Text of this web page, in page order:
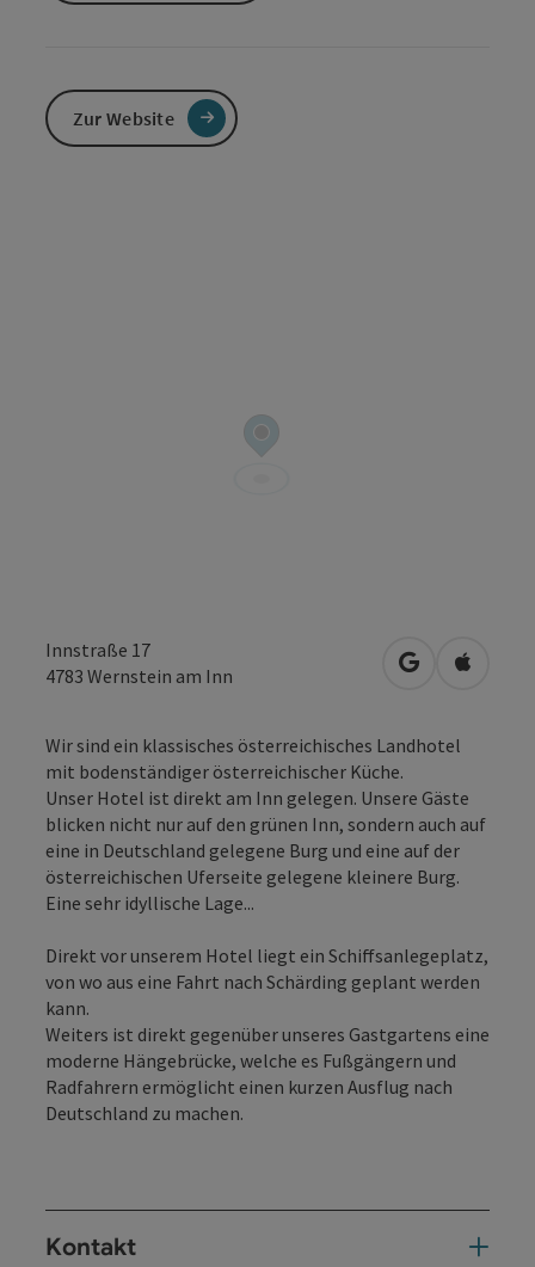
Innstraße 17
4783 Wernstein am Inn in Google
in
Wir sind ein klassisches österreichisches Landhotel
mit bodenständiger österreichischer Küche.
Unser Hotel ist direkt am Inn gelegen. Unsere Gäste
blicken nicht nur auf den grünen Inn, sondern auch auf
eine in Deutschland gelegene Burg und eine auf der
österreichischen Uferseite gelegene kleinere Burg.
Eine sehr idyllische Lage...
Direkt vor unserem Hotel liegt ein Schiffsanlegeplatz,
von wo aus eine Fahrt nach Schärding geplant werden
kann.
Weiters ist direkt gegenüber unseres Gastgartens eine
moderne Hängebrücke, welche es Fußgängern und
Radfahrern ermöglicht einen kurzen Ausflug nach
Deutschland zu machen.
Kontakt
Zur Website